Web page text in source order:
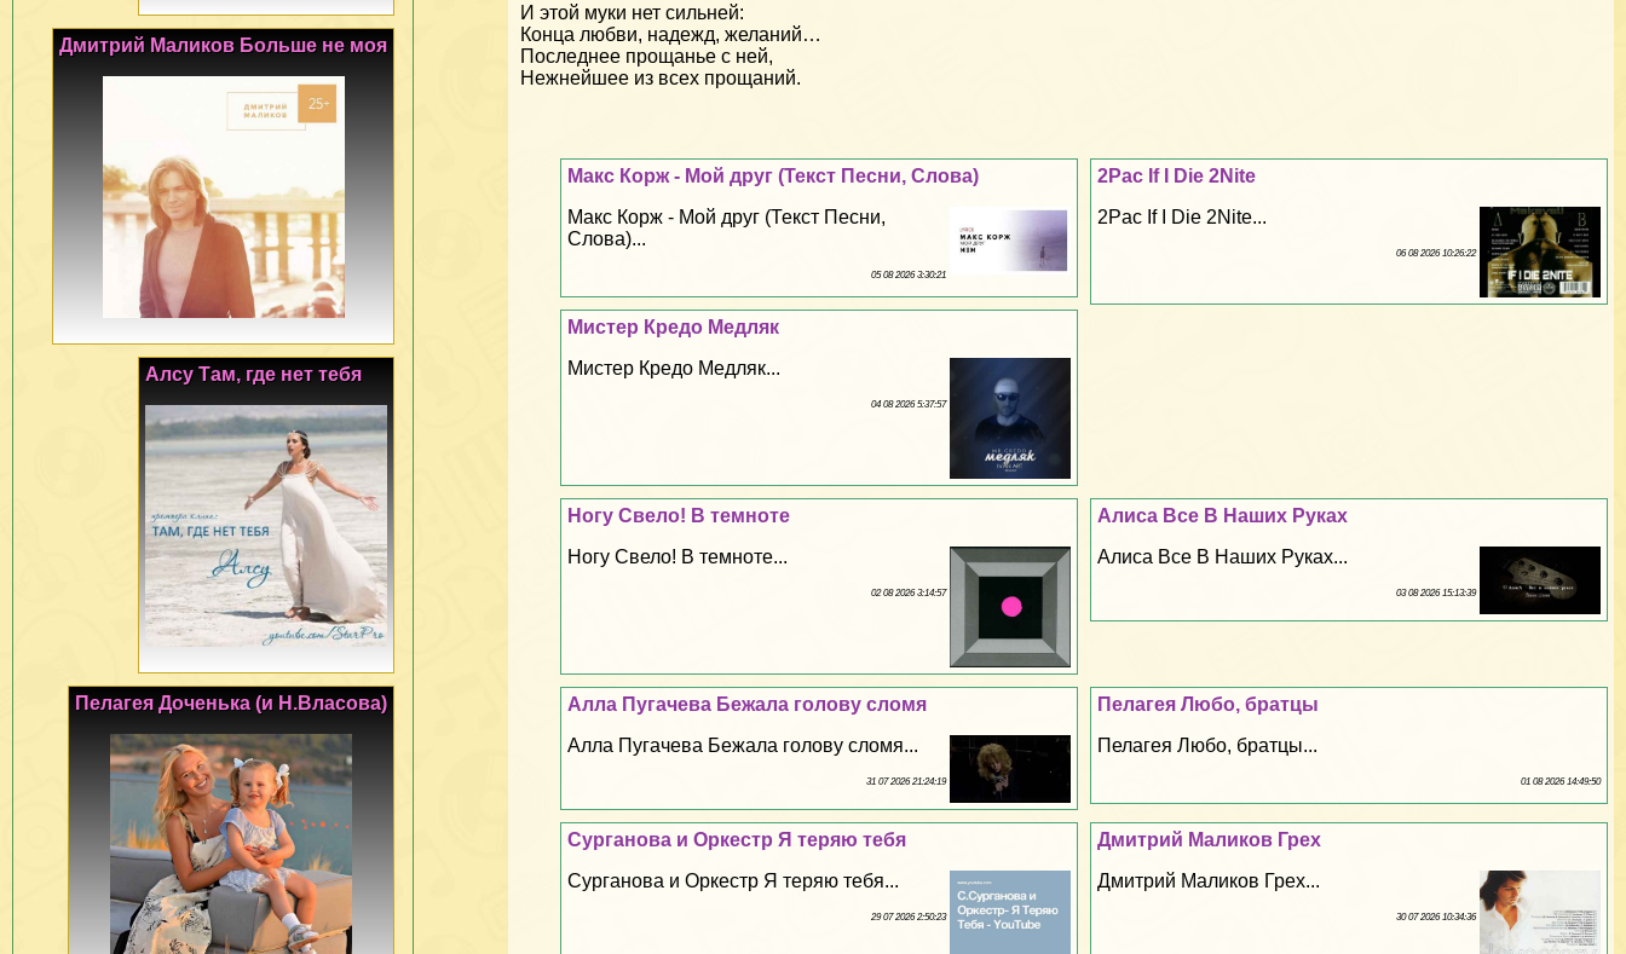
И этой муки нет сильней:
Конца любви, надежд, желаний…
Последнее прощанье с ней,
Нежнейшее из всех прощаний.
2Pac If I Die 2Nite
2Pac If I Die 2Nite...
06 08 2026 10:26:22
Макс Корж - Мой друг (Текст Песни, Слова)
Макс Корж - Мой друг (Текст Песни,
Слова)...
05 08 2026 3:30:21
Мистер Кредо Медляк
Мистер Кредо Медляк...
04 08 2026 5:37:57
Алиса Все В Наших Руках
Алиса Все В Наших Руках...
03 08 2026 15:13:39
Ногу Свело! В темноте
Ногу Свело! В темноте...
02 08 2026 3:14:57
Пелагея Любо, братцы
Пелагея Любо, братцы...
01 08 2026 14:49:50
Алла Пугачева Бежала голову сломя
Алла Пугачева Бежала голову сломя...
31 07 2026 21:24:19
Дмитрий Маликов Грех
Дмитрий Маликов Грех...
30 07 2026 10:34:36
Сурганова и Оркестр Я теряю тебя
Сурганова и Оркестр Я теряю тебя...
29 07 2026 2:50:23
Дмитрий Маликов Больше не моя
Алсу Там, где нет тебя
Пелагея Доченька (и Н.Власова)